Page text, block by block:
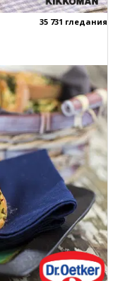
35 731 гледания